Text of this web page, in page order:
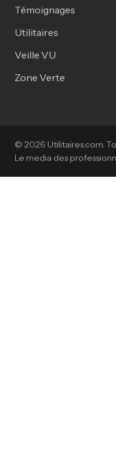
Témoignages
Utilitaires
Veille VU
Zone Verte
© 2026 Utilitaires.com.
Le media des